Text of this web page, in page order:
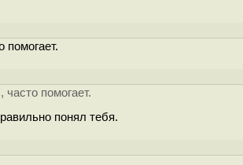
помогает.
помогает.
понял тебя.